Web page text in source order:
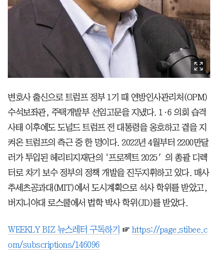
변호사 출신으로 트럼프 정부 1기 때 연방인사관리처(OPM)
수석보좌관, 주택개발부 선임고문을 지냈다. 1·6 의회 습격
사태 이후에도 도널드 트럼프 전 대통령을 옹호하고 곁을 지
켜온 트럼프의 측근 중 한 명이다. 2022년 4월부터 2200만달
러가 투입된 헤리티지재단의 ‘프로젝트 2025′의 총괄 디렉
터로 차기 보수 정부의 정책 개발을 진두지휘하고 있다. 매사
추세츠공과대(MIT)에서 도시계획으로 석사 학위를 받았고,
버지니아대 로스쿨에서 법학 박사 학위(JD)를 받았다.
WEEKLY BIZ 뉴스레터 구독하기 ☞ https://page.stibee.c
om/subscriptions/146096